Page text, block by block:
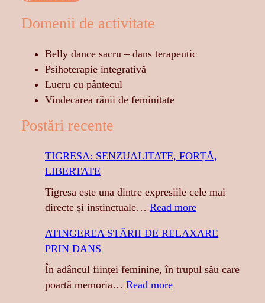
Domenii de activitate
Belly dance sacru – dans terapeutic
Psihoterapie integrativă
Lucru cu pântecul
Vindecarea rănii de feminitate
Postări recente
TIGRESA: SENZUALITATE, FORȚĂ,
LIBERTATE
Tigresa este una dintre expresiile cele mai
directe și instinctuale… Read more:
I
R
ATINGEREA STĂRII DE RELAXARE
PRIN DANS
În adâncul ființei feminine, în trupul său care
poartă memoria… Read more: